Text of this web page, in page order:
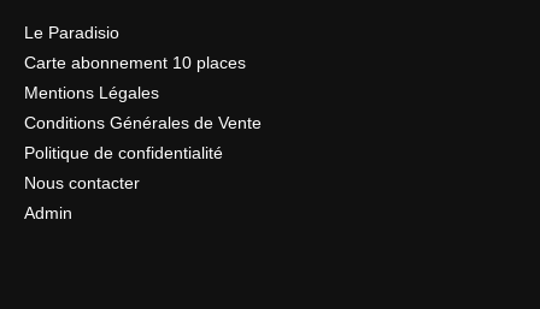
Le Paradisio
Carte abonnement 10 places
Mentions Légales
Conditions Générales de Vente
Politique de confidentialité
Nous contacter
Admin